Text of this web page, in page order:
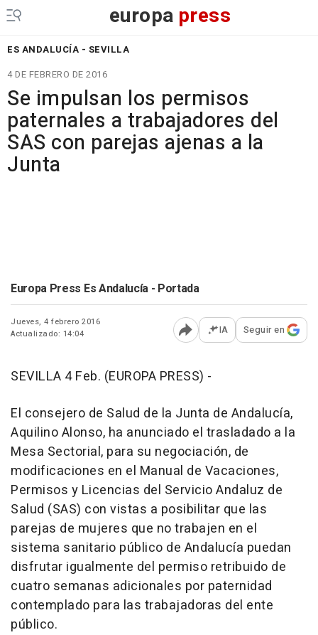
europa press
ES ANDALUCÍA - SEVILLA
4 DE FEBRERO DE 2016
Se impulsan los permisos
paternales a trabajadores del
SAS con parejas ajenas a la
Junta
Europa Press Es Andalucía - Portada
Jueves, 4 febrero 2016
Actualizado: 14:04
Abrir opciones para
IA Seguir en
SEVILLA 4 Feb. (EUROPA PRESS) -
El consejero de Salud de la Junta de Andalucía,
Aquilino Alonso, ha anunciado el trasladado a la
Mesa Sectorial, para su negociación, de
modificaciones en el Manual de Vacaciones,
Permisos y Licencias del Servicio Andaluz de
Salud (SAS) con vistas a posibilitar que las
parejas de mujeres que no trabajen en el
sistema sanitario público de Andalucía puedan
disfrutar igualmente del permiso retribuido de
cuatro semanas adicionales por paternidad
contemplado para las trabajadoras del ente
público.